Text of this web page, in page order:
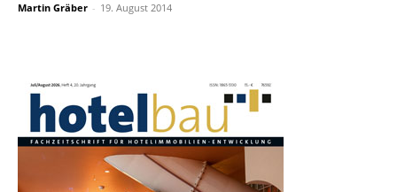
Martin Gräber - 19. August 2014